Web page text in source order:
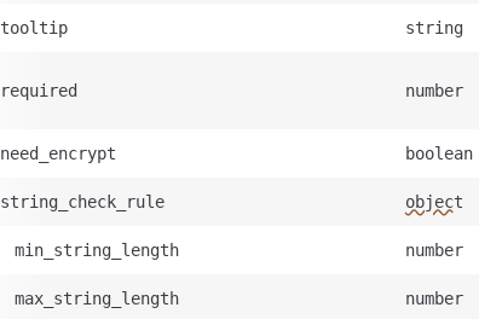
tooltip string
required number
need_encrypt boolean
string_check_rule object
min_string_length number
max_string_length number